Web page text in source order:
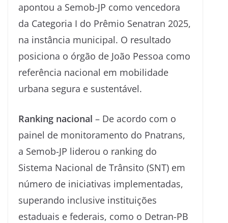
apontou a Semob-JP como vencedora
da Categoria I do Prêmio Senatran 2025,
na instância municipal. O resultado
posiciona o órgão de João Pessoa como
referência nacional em mobilidade
urbana segura e sustentável.
Ranking nacional – De acordo com o
painel de monitoramento do Pnatrans,
a Semob-JP liderou o ranking do
Sistema Nacional de Trânsito (SNT) em
número de iniciativas implementadas,
superando inclusive instituições
estaduais e federais, como o Detran-PB